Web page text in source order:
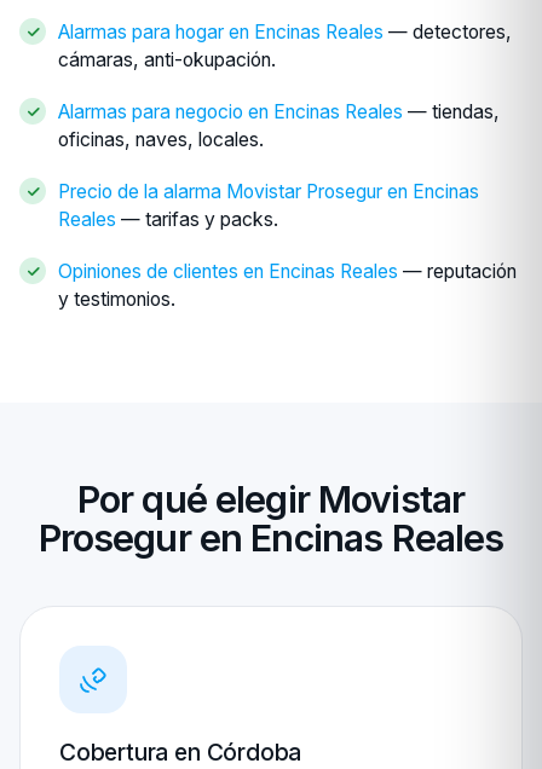
Alarmas para hogar en Encinas Reales — detectores,
cámaras, anti-okupación.
Alarmas para negocio en Encinas Reales — tiendas,
oficinas, naves, locales.
Precio de la alarma Movistar Prosegur en Encinas
Reales — tarifas y packs.
Opiniones de clientes en Encinas Reales — reputación
y testimonios.
Por qué elegir Movistar
Prosegur en Encinas Reales
Cobertura en Córdoba